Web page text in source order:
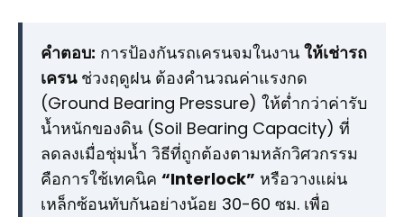
คำตอบ: การป้องกันรถเครนจมในงาน ให้เช่ารถ
เครนช่วงฤดูฝน ต้องคำนวณค่าแรงกด
(Ground Bearing Pressure) ให้ต่ำกว่าค่ารับ
น้ำหนักของดิน (Soil Bearing Capacity) ที่
ลดลงเมื่อชุ่มน้ำ วิธีที่ถูกต้องตามหลักวิศวกรรม
คือการใช้เทคนิค “Interlock” หรือวางแผ่น
เหล็กซ้อนทับกันอย่างน้อย 30-60 ซม. เพื่อ